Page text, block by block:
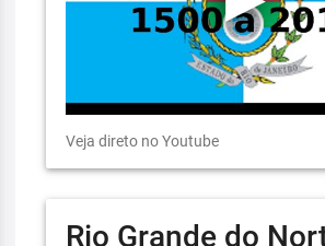
Veja direto no Youtube
Rio Grande do